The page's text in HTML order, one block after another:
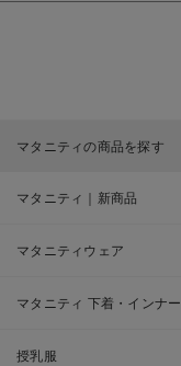
マタニティの商品を探す
マタニティ｜新商品
マタニティウェア
マタニティ 下着・インナー
授乳服